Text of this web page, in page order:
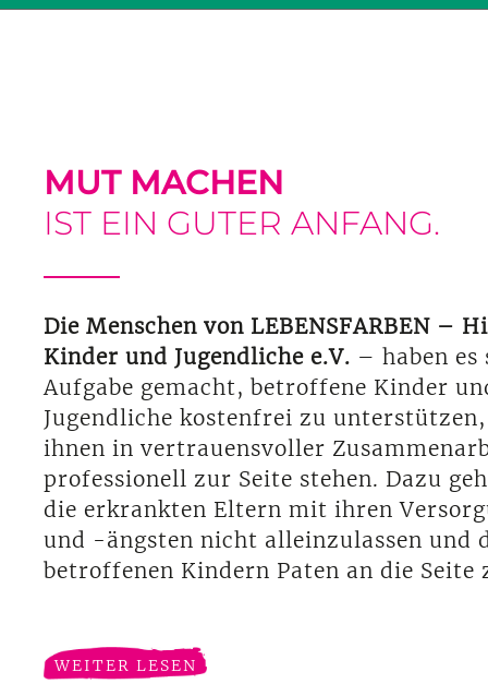
MUT MACHEN
IST EIN GUTER ANFANG.
Die Menschen von LEBENSFARBEN –
Kinder und Jugendliche e.V. – haben
Aufgabe gemacht, betroffene Kinder
Jugendliche kostenfrei zu
ihnen in vertrauensvoller
professionell zur Seite stehen. Dazu
die erkrankten Eltern mit ihren
und -ängsten nicht alleinzulassen und
betroffenen Kindern Paten an die Seite
WEITER LESEN